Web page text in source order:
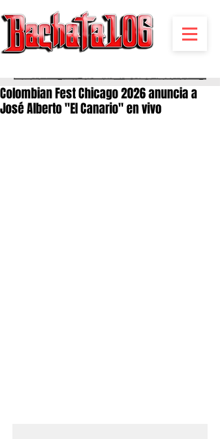
Colombian Fest Chicago 2026 anuncia a
José Alberto "El Canario" en vivo